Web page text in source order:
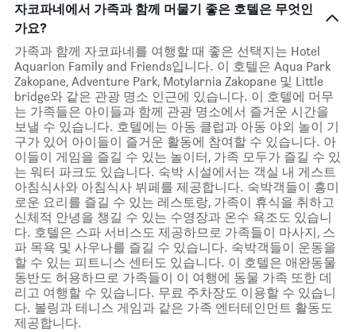
자코파네에서 가족과 함께 머물기 좋은 호텔은 무엇인
가요?
가족과 함께 자코파네를 여행할 때 좋은 선택지는 Hotel
Aquarion Family and Friends입니다. 이 호텔은 Aqua Park
Zakopane, Adventure Park, Motylarnia Zakopane 및 Little
bridge와 같은 관광 명소 인근에 있습니다. 이 호텔에 머무
는 가족들은 아이들과 함께 관광 명소에서 즐거운 시간을
보낼 수 있습니다. 호텔에는 아동 클럽과 아동 야외 놀이 기
구가 있어 아이들이 즐거운 활동에 참여할 수 있습니다. 아
이들이 게임을 즐길 수 있는 놀이터, 가족 모두가 즐길 수 있
는 워터 파크도 있습니다. 숙박 시설에서는 객실 내 게스트
아침식사와 아침식사 뷔페를 제공합니다. 숙박객들이 흥미
로운 요리를 즐길 수 있는 레스토랑, 가족이 휴식을 취하고
신체적 안녕을 챙길 수 있는 수영장과 온수 욕조도 있습니
다. 호텔은 스파 서비스도 제공하므로 가족들이 마사지, 스
파 목욕 및 사우나를 즐길 수 있습니다. 숙박객들이 운동을
할 수 있는 피트니스 센터도 있습니다. 이 호텔은 애완동물
동반도 허용하므로 가족들이 이 여행에 동물 가족 또한 데
리고 여행할 수 있습니다. 무료 주차장도 이용할 수 있습니
다. 볼링과 테니스 게임과 같은 가족 엔터테인먼트 활동도
제공합니다.